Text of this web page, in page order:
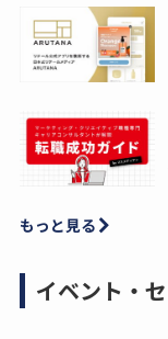
もっと見る
イベント・